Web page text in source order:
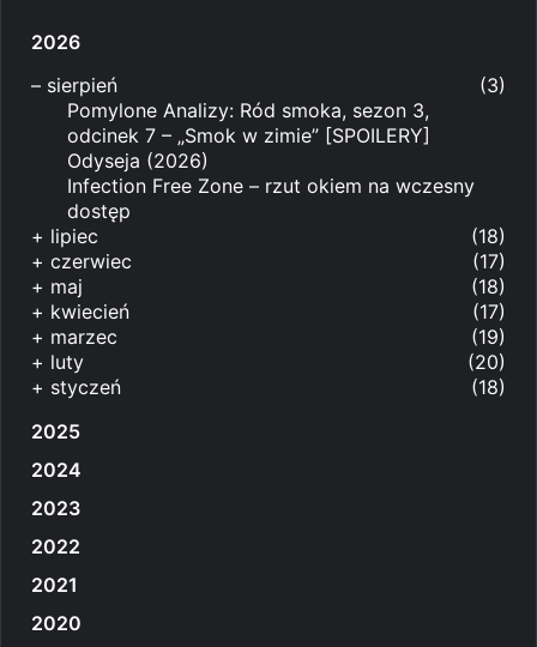
2026
– sierpień
(3)
Pomylone Analizy: Ród smoka, sezon 3,
odcinek 7 – „Smok w zimie” [SPOILERY]
Odyseja (2026)
Infection Free Zone – rzut okiem na wczesny
dostęp
+ lipiec
(18)
+ czerwiec
(17)
+ maj
(18)
+ kwiecień
(17)
+ marzec
(19)
+ luty
(20)
+ styczeń
(18)
2025
2024
2023
2022
2021
2020